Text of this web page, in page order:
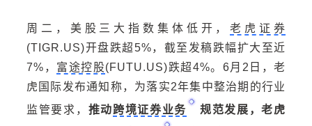
周二， 美股三大指数集体低开，老虎证券
(TIGR.US)开盘跌超5%，截至发稿跌幅扩大至近
7%， 富途控股(FUTU.US)跌超4%。6月2日，老
虎国际发布通知称，为落实2年集中整治期的行业
监管要求， 推动跨境证券业务
规范发展，老虎